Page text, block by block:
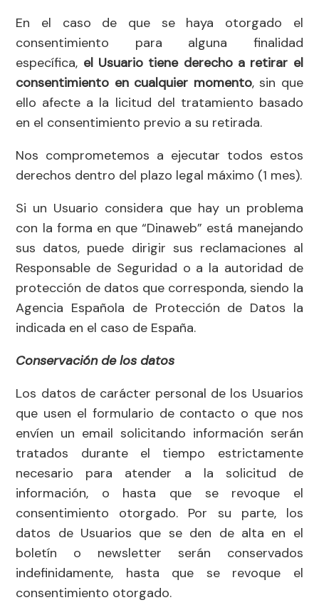
En el caso de que se haya otorgado el
consentimiento para alguna finalidad
específica, el Usuario tiene derecho a retirar el
consentimiento en cualquier momento, sin que
ello afecte a la licitud del tratamiento basado
en el consentimiento previo a su retirada.
Nos comprometemos a ejecutar todos estos
derechos dentro del plazo legal máximo (1 mes).
Si un Usuario considera que hay un problema
con la forma en que “Dinaweb” está manejando
sus datos, puede dirigir sus reclamaciones al
Responsable de Seguridad o a la autoridad de
protección de datos que corresponda, siendo la
Agencia Española de Protección de Datos la
indicada en el caso de España.
Conservación de los datos
Los datos de carácter personal de los Usuarios
que usen el formulario de contacto o que nos
envíen un email solicitando información serán
tratados durante el tiempo estrictamente
necesario para atender a la solicitud de
información, o hasta que se revoque el
consentimiento otorgado. Por su parte, los
datos de Usuarios que se den de alta en el
boletín o newsletter serán conservados
indefinidamente, hasta que se revoque el
consentimiento otorgado.